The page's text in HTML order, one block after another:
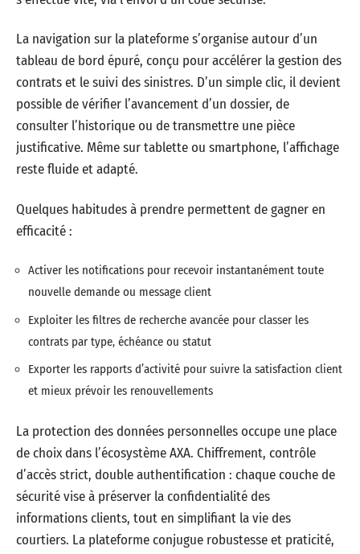
La navigation sur la plateforme s’organise autour d’un
tableau de bord épuré, conçu pour accélérer la gestion des
contrats et le suivi des sinistres. D’un simple clic, il devient
possible de vérifier l’avancement d’un dossier, de
consulter l’historique ou de transmettre une pièce
justificative. Même sur tablette ou smartphone, l’affichage
reste fluide et adapté.
Quelques habitudes à prendre permettent de gagner en
efficacité :
Activer les notifications pour recevoir instantanément toute
nouvelle demande ou message client
Exploiter les filtres de recherche avancée pour classer les
contrats par type, échéance ou statut
Exporter les rapports d’activité pour suivre la satisfaction client
et mieux prévoir les renouvellements
La protection des données personnelles occupe une place
de choix dans l’écosystème AXA. Chiffrement, contrôle
d’accès strict, double authentification : chaque couche de
sécurité vise à préserver la confidentialité des
informations clients, tout en simplifiant la vie des
courtiers. La plateforme conjugue robustesse et praticité,